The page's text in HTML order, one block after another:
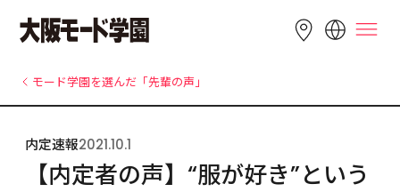
English 简体中文 繁體中文
한국어 Tiếng Việt
Indonesia
モード学園を選んだ「先輩の声」
内定速報2021.10.1
【内定者の声】“服が好き”という